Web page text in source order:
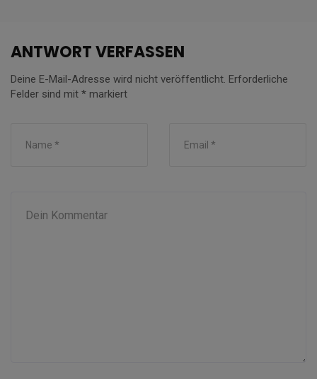
ANTWORT VERFASSEN
Deine E-Mail-Adresse wird nicht veröffentlicht. Erforderliche
Felder sind mit * markiert